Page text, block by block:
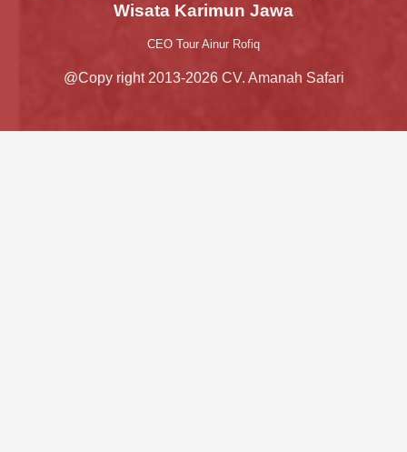
Wisata Karimun Jawa
CEO Tour Ainur Rofiq
@Copy right 2013-2026 CV. Amanah Safari